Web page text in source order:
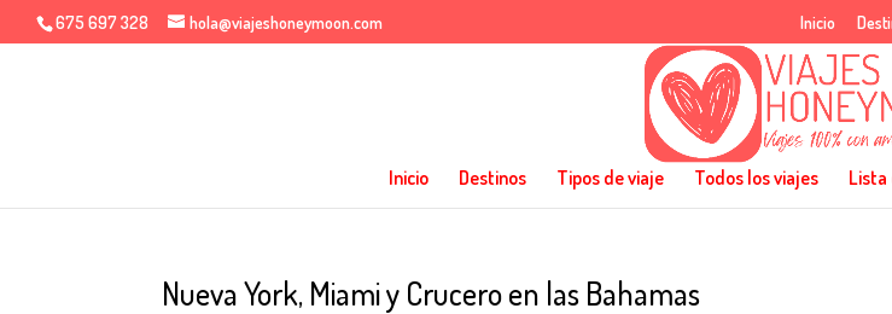
675 697 328 hola@viajeshoneymoon.com Inicio
Inicio Destinos Tipos de viaje Todos los viajes Lista
Nueva York, Miami y Crucero en las Bahamas